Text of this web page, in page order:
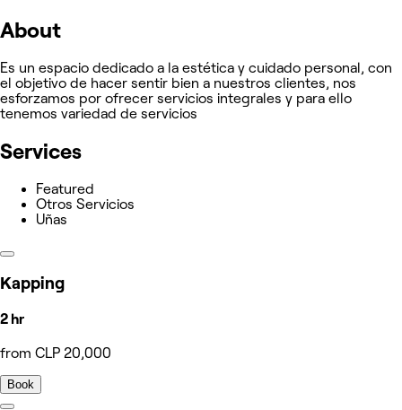
About
Es un espacio dedicado a la estética y cuidado personal, con
el objetivo de hacer sentir bien a nuestros clientes, nos
esforzamos por ofrecer servicios integrales y para ello
tenemos variedad de servicios
Services
Featured
Otros Servicios
Uñas
Kapping
2 hr
from CLP 20,000
Book